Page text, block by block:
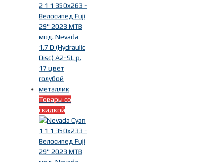
Товары со
скидкой